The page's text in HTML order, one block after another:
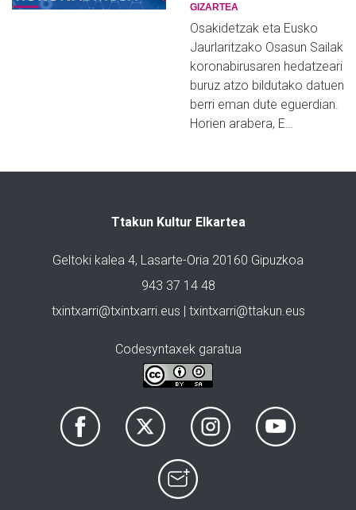
GIZARTEA
Osakidetzak eta Eusko
Jaurlaritzako Osasun Sailak
koronabirusaren hedatzeari
buruz atzo bildutako datuen
berri eman dute eguerdian.
Horien arabera, E…
Ttakun Kultur Elkartea
Geltoki kalea 4, Lasarte-Oria 20160 Gipuzkoa
943 37 14 48
txintxarri@txintxarri.eus | txintxarri@ttakun.eus
Codesyntaxek garatua